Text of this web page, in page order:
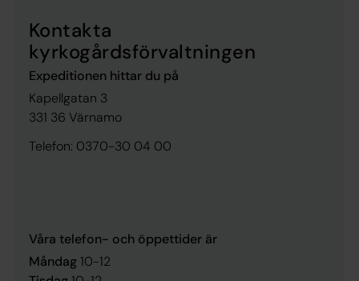
Kontakta
kyrkogårdsförvaltningen
Expeditionen hittar du på
Kapellgatan 3
331 36 Värnamo
Telefon: 0370-30 04 00
Våra telefon- och öppettider är
Måndag 10-12